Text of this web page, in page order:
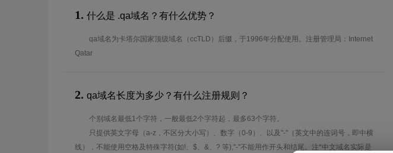
1. 什么是 .qa域名？有什么优势？
qa域名为卡塔尔国家顶级域名（ccTLD）后缀，于1996年分配使用。注册管理局：Internet
Qatar
2. qa域名长度为多少？有什么注册规则？
个别域名最低1个字符，一般最低2个字符起，最多63个字符。
只提供英文字母（a-z，不区分大小写）、数字（0-9）、以及"-"（英文中的连词号，即中横
线），不能使用空格及特殊字符(如!、$、&、? 等),"-"不能用作开头和结尾。注*中文域名实际是